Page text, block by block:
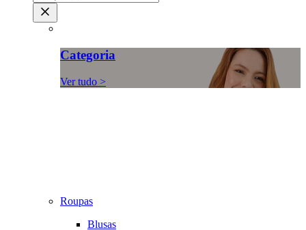
Categoria
Ver tudo >
Roupas
Blusas